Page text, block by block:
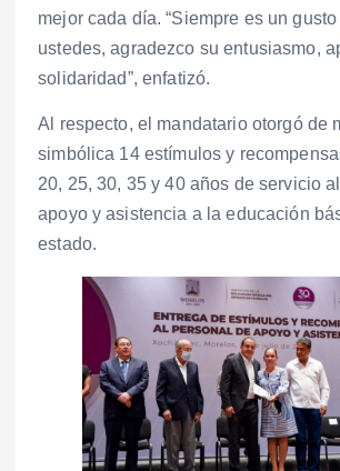
mejor cada día. “Siempre es un
ustedes, agradezco su entusiasmo,
solidaridad”, enfatizó.
Al respecto, el mandatario otorgó de
simbólica 14 estímulos y
20, 25, 30, 35 y 40 años de servicio
apoyo y asistencia a la educación
estado.